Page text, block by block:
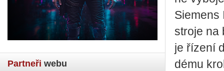
Partneři webu
Sie­mens
stro­je na
je ří­ze­ní
dé­mu